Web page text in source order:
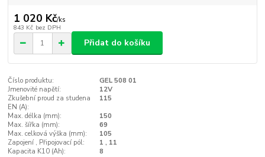
1 020 Kč/ks
843 Kč bez DPH
Přidat do košíku
Číslo produktu:
GEL 508 01
Jmenovité napětí:
12V
Zkušební proud za studena
EN (A):
115
Max. délka (mm):
150
Max. šířka (mm):
69
Max. celková výška (mm):
105
Zapojení , Připojovací pól:
1 , 11
Kapacita K10 (Ah):
8